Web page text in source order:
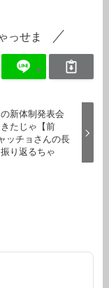
っせま
新体制発表会
たじゃ【前
ッチョさんの長
り返るちゃ